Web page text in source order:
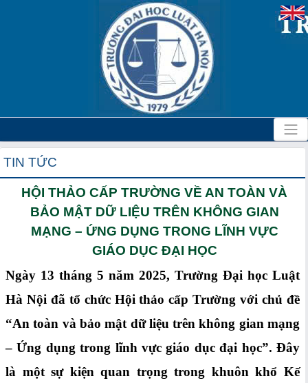
TIN TỨC
HỘI THẢO CẤP TRƯỜNG VỀ AN TOÀN VÀ
BẢO MẬT DỮ LIỆU TRÊN KHÔNG GIAN
MẠNG – ỨNG DỤNG TRONG LĨNH VỰC
GIÁO DỤC ĐẠI HỌC
Ngày 13 tháng 5 năm 2025, Trường Đại học Luật
Hà Nội đã tổ chức Hội thảo cấp Trường với chủ đề
“An toàn và bảo mật dữ liệu trên không gian mạng
– Ứng dụng trong lĩnh vực giáo dục đại học”. Đây
là một sự kiện quan trọng trong khuôn khổ Kế